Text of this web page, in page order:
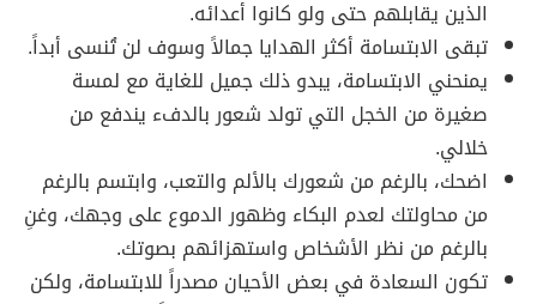
الذين يقابلهم حتى ولو كانوا أعدائه.
تبقى الابتسامة أكثر الهدايا جمالاً وسوف لن تُنسى أبداً.
يمنحني الابتسامة، يبدو ذلك جميل للغاية مع لمسة
صغيرة من الخجل التي تولد شعور بالدفء يندفع من
خلالي.
اضحك، بالرغم من شعورك بالألم والتعب، وابتسم بالرغم
من محاولتك لعدم البكاء وظهور الدموع على وجهك، وغنِ
بالرغم من نظر الأشخاص واستهزائهم بصوتك.
تكون السعادة في بعض الأحيان مصدراً للابتسامة، ولكن